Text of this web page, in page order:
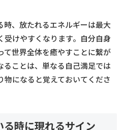
時、放たれるエネルギーは最大
受けやすくなります。自分自身
て世界全体を癒やすことに繋が
ることは、単なる自己満足では
物になると覚えておいてくださ
る時に現れるサイン